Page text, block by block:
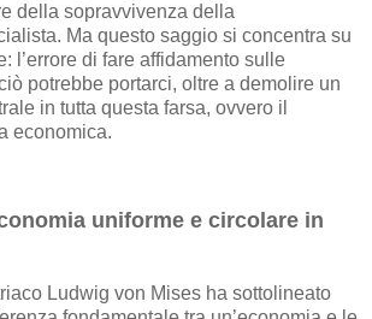
della sopravvivenza della
Ma questo saggio si concentra su
l’errore di fare affidamento sulle
potrebbe portarci, oltre a demolire un
in tutta questa farsa, ovvero il
economica.
uniforme e circolare in
Ludwig von Mises ha sottolineato